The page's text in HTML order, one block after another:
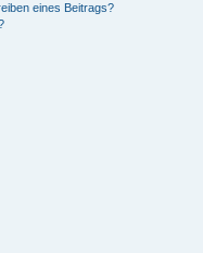
eines Beitrags?